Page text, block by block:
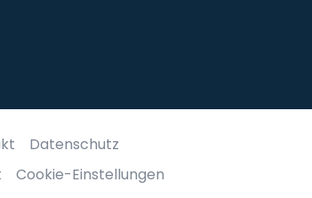
Datenschutz
Cookie-Einstellungen